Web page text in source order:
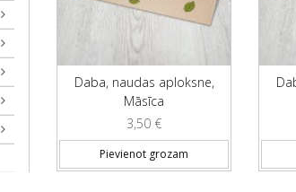
Daba, naudas aploksne,
Māsīca
3,50 €
Pievienot grozam